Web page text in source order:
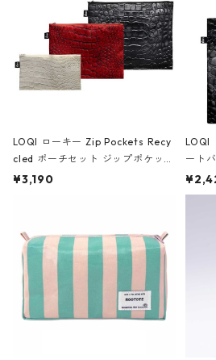
LOQI ローキー Zip Pockets Recy
cled ポーチセット ジップポケット
ファスナーポーチ 撥水加工 トラベ
ーガンディー、オフホワイト
¥3,190
LOQI
ート
大き